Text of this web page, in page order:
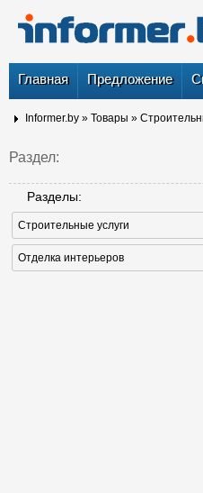
Главная Предложение
Informer.by » Товары »
Раздел:
Разделы:
Строительные услуги
Отделка интерьеров